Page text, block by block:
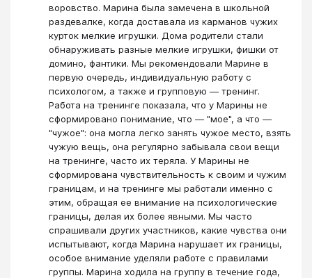
воровство. Марина была замечена в школьной
раздевалке, когда доставала из карманов чужих
курток мелкие игрушки. Дома родители стали
обнаруживать разные мелкие игрушки, фишки от
домино, фантики. Мы рекомендовали Марине в
первую очередь, индивидуальную работу с
психологом, а также и групповую — тренинг.
Работа на тренинге показала, что у Марины не
сформировано понимание, что — "мое", а что —
"чужое": она могла легко занять чужое место, взять
чужую вещь, она регулярно забывала свои вещи
на тренинге, часто их теряла. У Марины не
сформирована чувствительность к своим и чужим
границам, и на тренинге мы работали именно с
этим, обращая ее внимание на психологические
границы, делая их более явными. Мы часто
спрашивали других участников, какие чувства они
испытывают, когда Марина нарушает их границы,
особое внимание уделяли работе с правилами
группы. Марина ходила на группу в течение года,